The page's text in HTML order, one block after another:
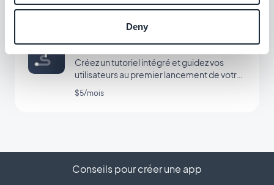
Deny
Guide Interactif
Créez un tutoriel intégré et guidez vos
utilisateurs au premier lancement de votre
app
$5/mois
Conseils pour créer une app